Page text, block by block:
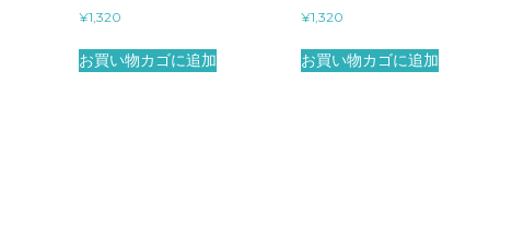
¥1,320
お買い物カゴに追加
¥1,320
お買い物カゴに追加